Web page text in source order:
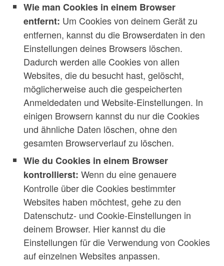
Wie man Cookies in einem Browser
entfernt: Um Cookies von deinem Gerät zu
entfernen, kannst du die Browserdaten in den
Einstellungen deines Browsers löschen.
Dadurch werden alle Cookies von allen
Websites, die du besucht hast, gelöscht,
möglicherweise auch die gespeicherten
Anmeldedaten und Website-Einstellungen. In
einigen Browsern kannst du nur die Cookies
und ähnliche Daten löschen, ohne den
gesamten Browserverlauf zu löschen.
Wie du Cookies in einem Browser
kontrollierst: Wenn du eine genauere
Kontrolle über die Cookies bestimmter
Websites haben möchtest, gehe zu den
Datenschutz- und Cookie-Einstellungen in
deinem Browser. Hier kannst du die
Einstellungen für die Verwendung von Cookies
auf einzelnen Websites anpassen.